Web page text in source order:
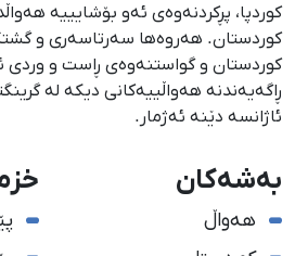
كوردپا، پڕكردنەوەی ئەو بۆشایییە
كوردستان. هەروەها سەرتاسەری و
كوردستان و گواستنەوەی ڕاست و وردی
ڕاگەیەندنە هەواڵییەكانی دیكە لە
ئاژانسە دێنە ئەژمار.
بەشەکان
هەواڵ